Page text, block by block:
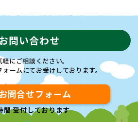
問い合わせ
軽にご相談ください。
ォームにてお受けしております。
問合せフォーム
間 受付しております